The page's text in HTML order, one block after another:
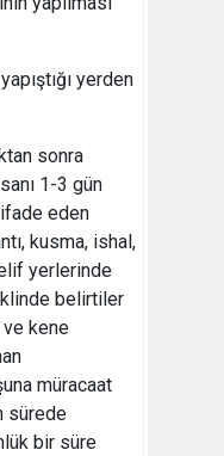
yerden
sonra
1-3 gün
ifade eden
kusma, ishal,
yerlerinde
belirtiler
kene
müracaat
sürede
bir süre